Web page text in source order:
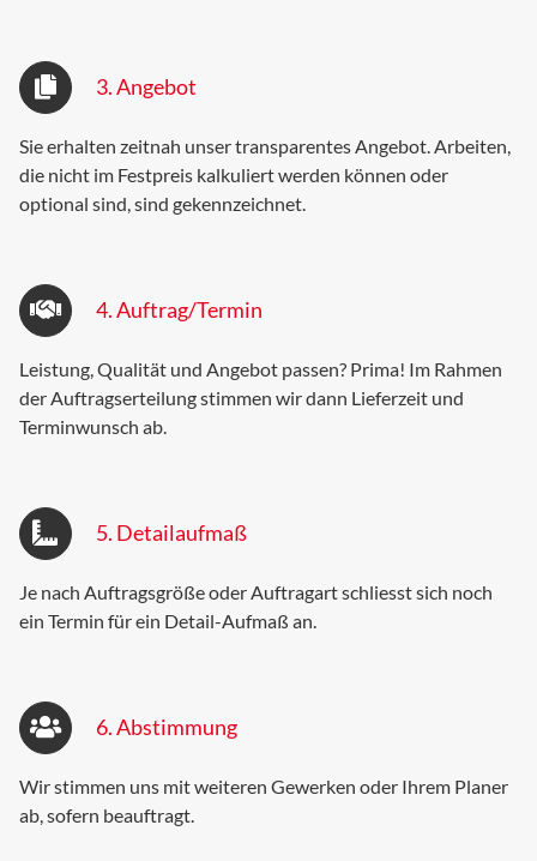
3. Angebot
Sie erhalten zeitnah unser transparentes Angebot. Arbeiten,
die nicht im Festpreis kalkuliert werden können oder
optional sind, sind gekennzeichnet.
4. Auftrag/Termin
Leistung, Qualität und Angebot passen? Prima! Im Rahmen
der Auftragserteilung stimmen wir dann Lieferzeit und
Terminwunsch ab.
5. Detailaufmaß
Je nach Auftragsgröße oder Auftragart schliesst sich noch
ein Termin für ein Detail-Aufmaß an.
6. Abstimmung
Wir stimmen uns mit weiteren Gewerken oder Ihrem Planer
ab, sofern beauftragt.